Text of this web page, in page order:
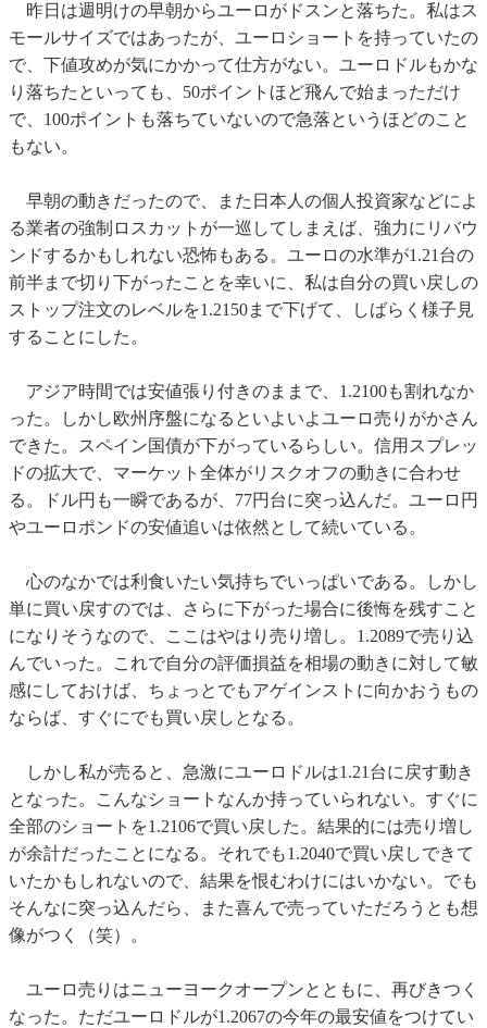
昨日は週明けの早朝からユーロがドスンと落ちた。私はス
モールサイズではあったが、ユーロショートを持っていたの
で、下値攻めが気にかかって仕方がない。ユーロドルもかな
り落ちたといっても、50ポイントほど飛んで始まっただけ
で、100ポイントも落ちていないので急落というほどのこと
もない。
早朝の動きだったので、また日本人の個人投資家などによ
る業者の強制ロスカットが一巡してしまえば、強力にリバウ
ンドするかもしれない恐怖もある。ユーロの水準が1.21台の
前半まで切り下がったことを幸いに、私は自分の買い戻しの
ストップ注文のレベルを1.2150まで下げて、しばらく様子見
することにした。
アジア時間では安値張り付きのままで、1.2100も割れなか
った。しかし欧州序盤になるといよいよユーロ売りがかさん
できた。スペイン国債が下がっているらしい。信用スプレッ
ドの拡大で、マーケット全体がリスクオフの動きに合わせ
る。ドル円も一瞬であるが、77円台に突っ込んだ。ユーロ円
やユーロポンドの安値追いは依然として続いている。
心のなかでは利食いたい気持ちでいっぱいである。しかし
単に買い戻すのでは、さらに下がった場合に後悔を残すこと
になりそうなので、ここはやはり売り増し。1.2089で売り込
んでいった。これで自分の評価損益を相場の動きに対して敏
感にしておけば、ちょっとでもアゲインストに向かおうもの
ならば、すぐにでも買い戻しとなる。
しかし私が売ると、急激にユーロドルは1.21台に戻す動き
となった。こんなショートなんか持っていられない。すぐに
全部のショートを1.2106で買い戻した。結果的には売り増し
が余計だったことになる。それでも1.2040で買い戻しできて
いたかもしれないので、結果を恨むわけにはいかない。でも
そんなに突っ込んだら、また喜んで売っていただろうとも想
像がつく（笑）。
ユーロ売りはニューヨークオープンとともに、再びきつく
なった。ただユーロドルが1.2067の今年の最安値をつけてい